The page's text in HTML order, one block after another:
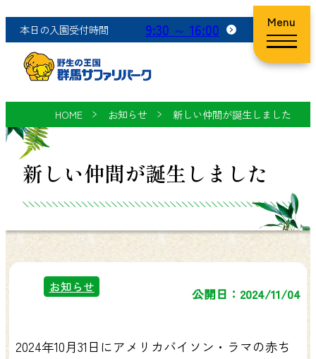
本日の入園受付時間 9:30 ～ 16:00 Menu
HOME お知らせ 新しい仲間が誕生しました
新しい仲間が誕生しました
お知らせ 公開日：2024/11/04
2024年10月31日にアメリカバイソン・ラマの赤ち